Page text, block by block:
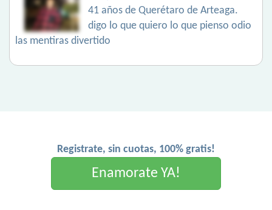
41 años de Querétaro de Arteaga.
digo lo que quiero lo que pienso odio
las mentiras divertido
Registrate, sin cuotas, 100% gratis!
Enamorate YA!